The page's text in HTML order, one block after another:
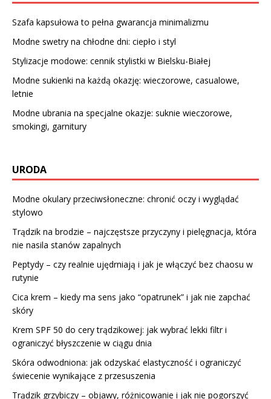
Szafa kapsułowa to pełna gwarancja minimalizmu
Modne swetry na chłodne dni: ciepło i styl
Stylizacje modowe: cennik stylistki w Bielsku-Białej
Modne sukienki na każdą okazję: wieczorowe, casualowe,
letnie
Modne ubrania na specjalne okazje: suknie wieczorowe,
smokingi, garnitury
URODA
Modne okulary przeciwsłoneczne: chronić oczy i wyglądać
stylowo
Trądzik na brodzie – najczęstsze przyczyny i pielęgnacja, która
nie nasila stanów zapalnych
Peptydy – czy realnie ujędrniają i jak je włączyć bez chaosu w
rutynie
Cica krem – kiedy ma sens jako “opatrunek” i jak nie zapchać
skóry
Krem SPF 50 do cery trądzikowej: jak wybrać lekki filtr i
ograniczyć błyszczenie w ciągu dnia
Skóra odwodniona: jak odzyskać elastyczność i ograniczyć
świecenie wynikające z przesuszenia
Trądzik grzybiczy – objawy, różnicowanie i jak nie pogorszyć